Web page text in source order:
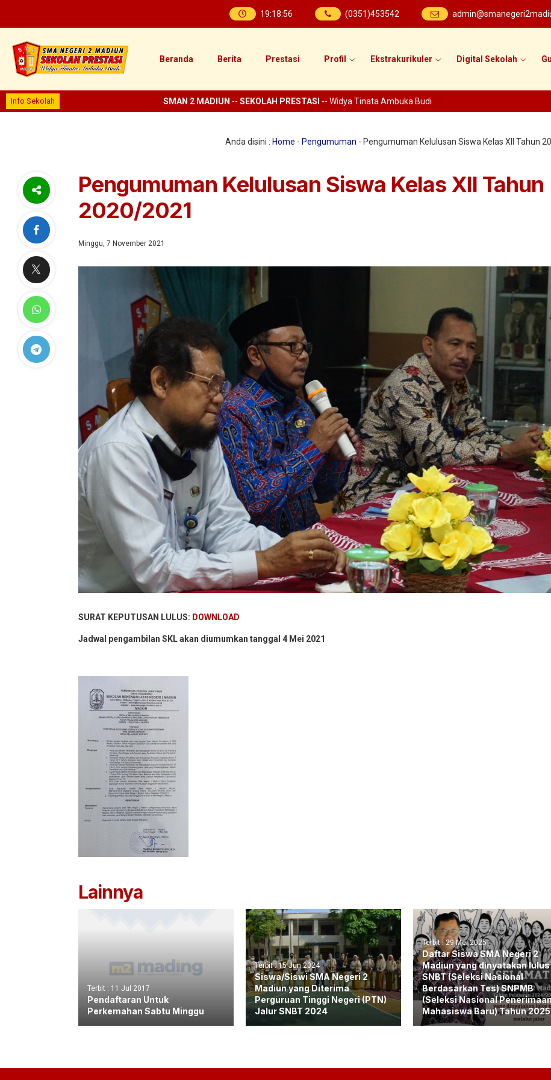
19:18:57 (0351)453542
Beranda Berita Prestasi Profil Ekstrakurikuler Digital Sekolah
Info Sekolah SMAN 2 MADIUN-- SEKOLAH PRESTASI-- Widya Tinata Ambuka Budi
Anda disini : Home - Pengumuman - Pengumuman Kelulusan Siswa Kelas XII Tahun
Pengumuman Kelulusan Siswa Kelas XII Tahun
2020/2021
Minggu, 7 November 2021
SURAT KEPUTUSAN LULUS: DOWNLOAD
Jadwal pengambilan SKL akan diumumkan tanggal 4 Mei 2021
Lainnya
Terbit : 11 Jul 2017
Pendaftaran Untuk
Perkemahan Sabtu Minggu
Terbit : 15 Jun 2024
Siswa/Siswi SMA Negeri 2
Madiun yang Diterima
Perguruan Tinggi Negeri (PTN)
Jalur SNBT 2024
Terbit : 29 Mei 2025
Daftar Siswa SMA Negeri 2
Madiun yang dinyatakan lulus
SNBT (Seleksi Nasional
Berdasarkan Tes) SNPMB
(Seleksi Nasional
Mahasiswa Baru) Tahun 2025